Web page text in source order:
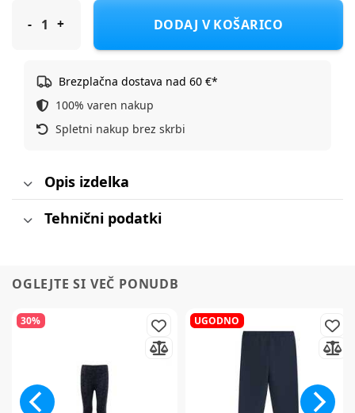
Lucky Kiddo pajkice DH LK-KGL AO 2_25 BR_5 D Zelena 92
DODAJ V KOŠARICO
Brezplačna dostava nad 60 €*
100% varen nakup
Spletni nakup brez skrbi
Opis izdelka
Tehnični podatki
OGLEJTE SI VEČ PONUDB
30% UGODNO